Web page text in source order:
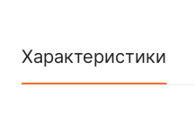
Характеристики